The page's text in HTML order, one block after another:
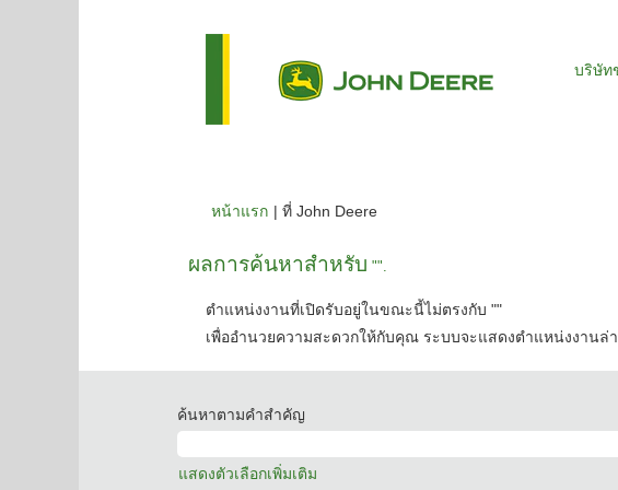
บริษัท
หน้าแรก | ที่ John Deere(หน้า
ผลการค้นหาสำหรับ "".
ตำแหน่งงานที่เปิดรับอยู่ในขณะนี้ไม่ตรงกับ ""
เพื่ออำนวยความสะดวกให้กับคุณ ระบบจะแสดงตำแหน่งงานล่
ค้นหาตามคำสำคัญ
แสดงตัวเลือกเพิ่มเติม